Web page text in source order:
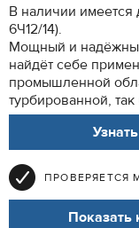
В наличии имеется
6Ч12/14).
Мощный и
найдёт себе
промышленной
турбированной,
ПРОВЕРЯЕТСЯ
Показать